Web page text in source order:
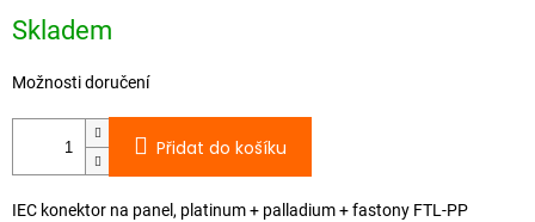
cena:
Skladem
Možnosti doručení
Přidat do košíku
IEC konektor na panel, platinum + palladium + fastony FTL-PP